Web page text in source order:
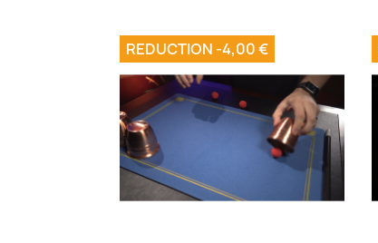
REDUCTION -4,00 €